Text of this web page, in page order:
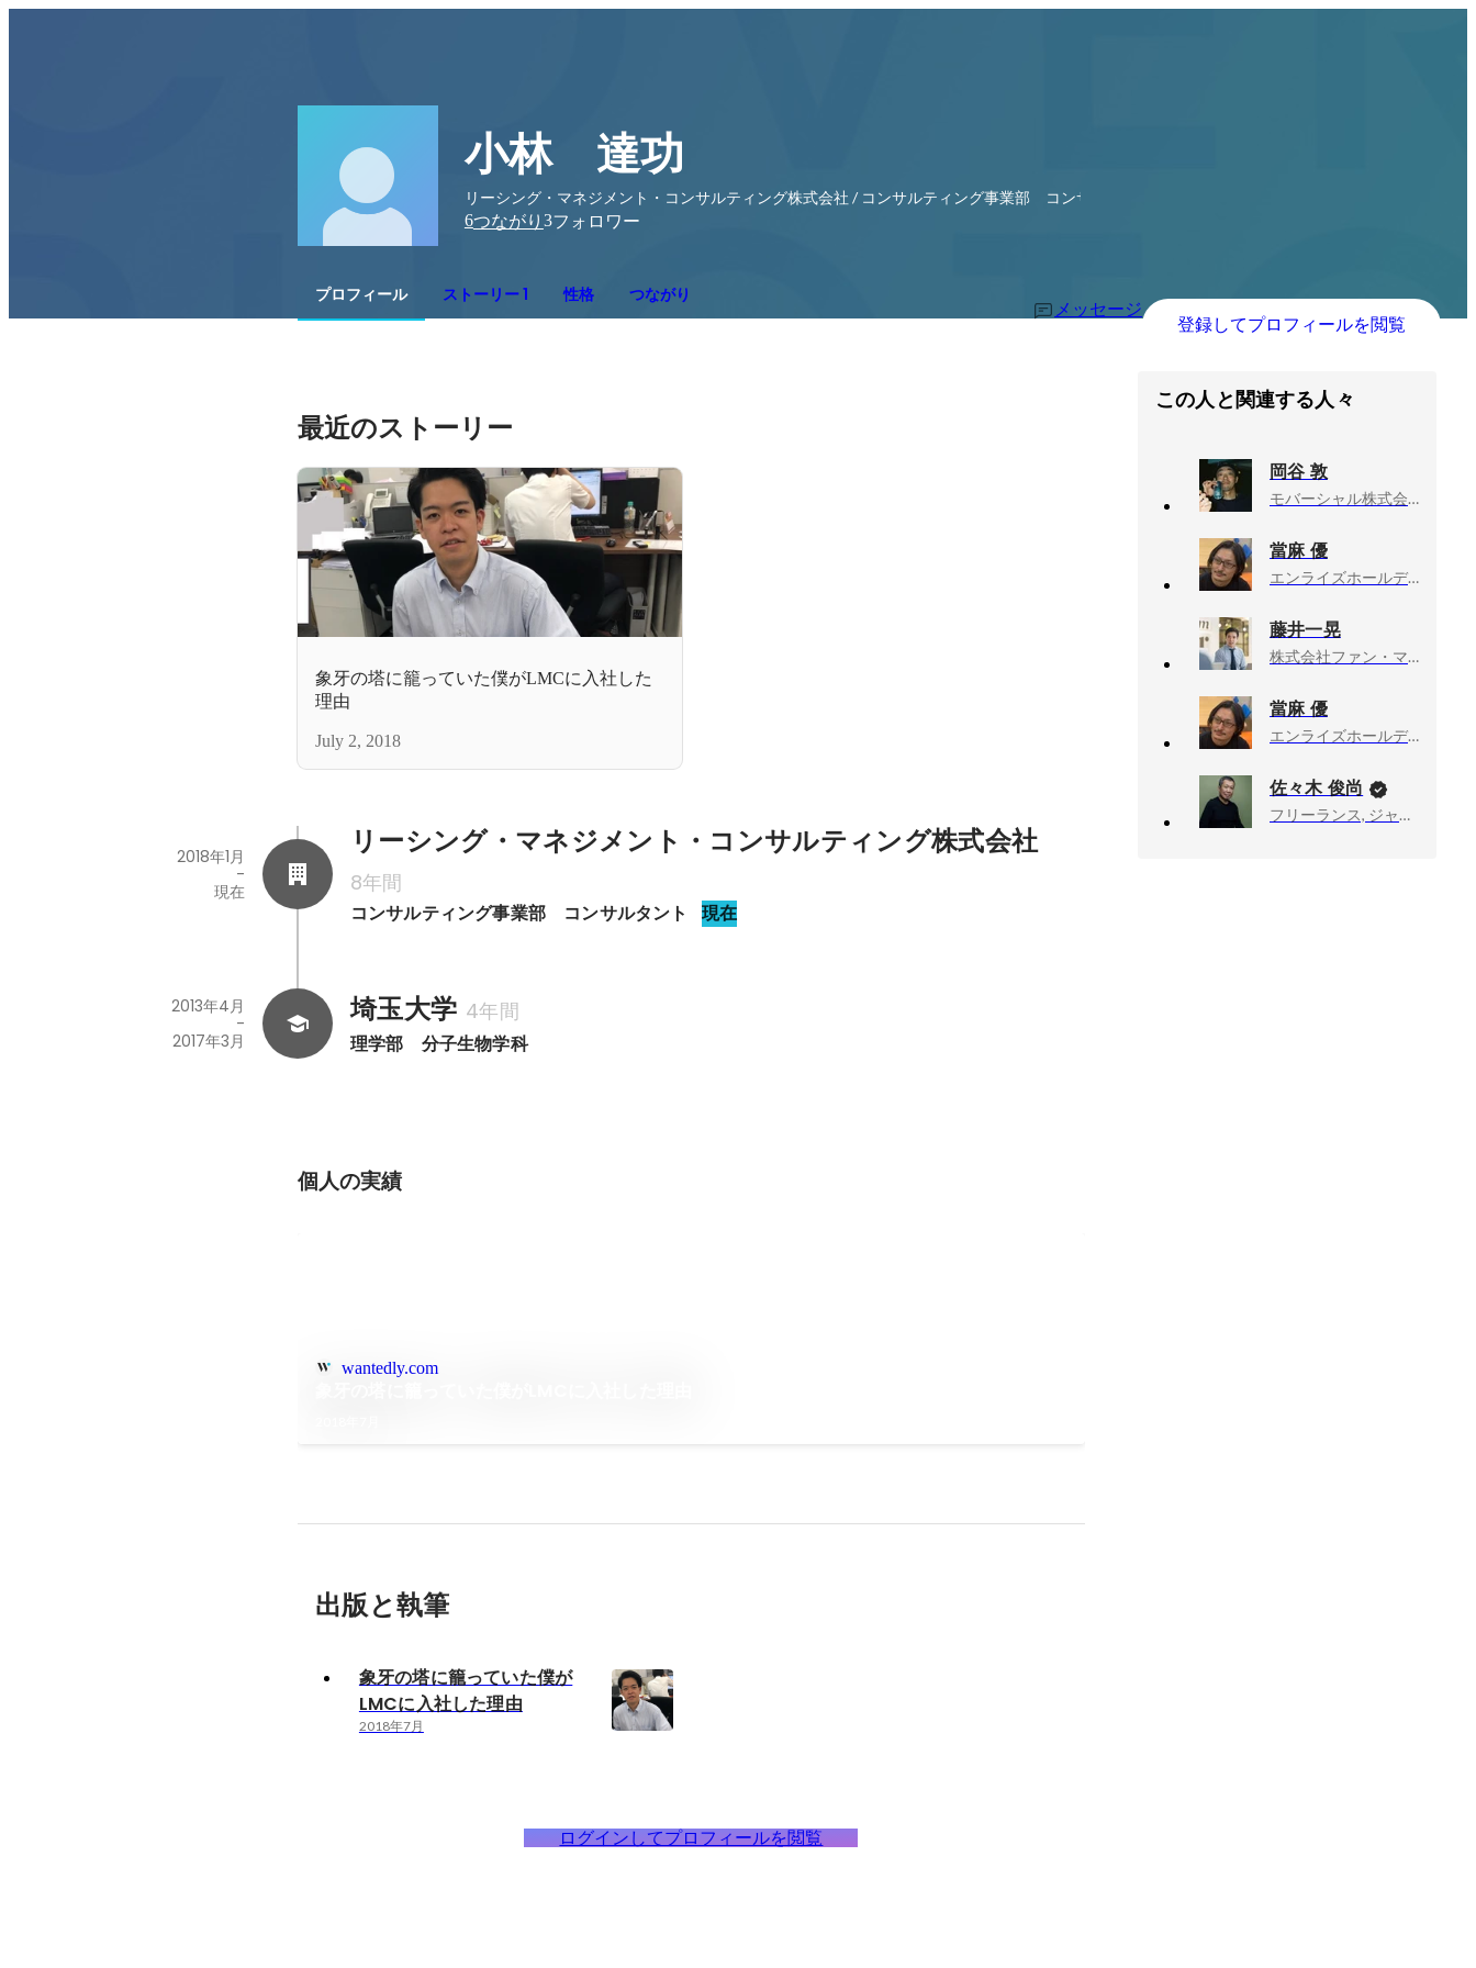
小林 達功
リーシング・マネジメント・コンサルティング株式会社 / コンサルティング事業部 コンサルタント
6つながり 3フォロワー
プロフィール ストーリー 1 性格 つながり
メッセージ
登録してプロフィールを閲覧
最近のストーリー
象牙の塔に籠っていた僕がLMCに入社した
理由
July 2, 2018
リーシング・マネジメント・コンサルティング株式会社
8年間
コンサルティング事業部　コンサルタント 現在
2018年1月
-
現在
埼玉大学 4年間
理学部　分子生物学科
2013年4月
-
2017年3月
個人の実績
wantedly.com
出版と執筆
象牙の塔に籠っていた僕が
LMCに入社した理由
2018年7月
ログインしてプロフィールを閲覧
この人と関連する人々
岡谷 敦
モバーシャル株式会社, Producer, CreativeDirector
當麻 優
エンライズホールディングス株式会社, 執行役員・経営企画本部長
藤井一晃
株式会社ファン・マーケティング, 代表取締役
當麻 優
エンライズホールディングス株式会社, 執行役員 経営企画本部長
佐々木 俊尚
フリーランス, ジャーナリスト・作家